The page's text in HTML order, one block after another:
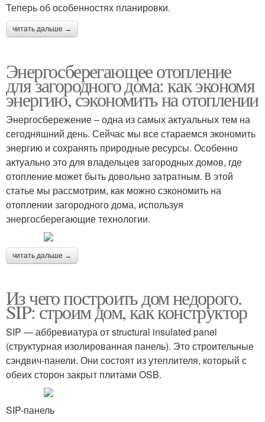
Теперь об особенностях планировки.
читать дальше →
Энергосберегающее отопление
для загородного дома: как экономя
энергию, сэкономить на отоплении
Энергосбережение – одна из самых актуальных тем на
сегодняшний день. Сейчас мы все стараемся экономить
энергию и сохранять природные ресурсы. Особенно
актуально это для владельцев загородных домов, где
отопление может быть довольно затратным. В этой
статье мы рассмотрим, как можно сэкономить на
отоплении загородного дома, используя
энергосберегающие технологии.
читать дальше →
Из чего построить дом недорого.
SIP: строим дом, как конструктор
SIP ― аббревиатура от structural insulated panel
(структурная изолированная панель). Это строительные
сэндвич-панели. Они состоят из утеплителя, который с
обеих сторон закрыт плитами OSB.
SIP-панель